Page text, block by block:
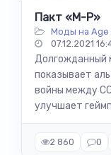
Пакт «М-Р»
Моды на Age
07.12.2021
Долгожданный
показывает
войны между
улучшает
2 860 0